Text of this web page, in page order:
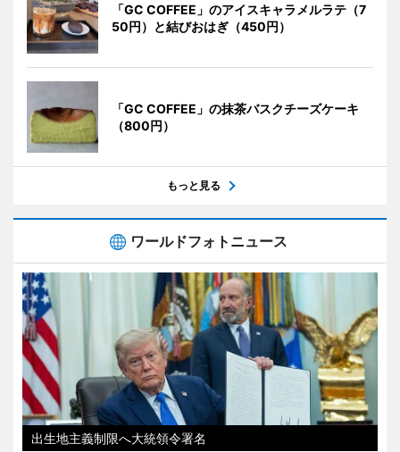
「GC COFFEE」のアイスキャラメルラテ（7
50円）と結びおはぎ（450円）
「GC COFFEE」の抹茶バスクチーズケーキ
（800円）
もっと見る
ワールドフォトニュース
出生地主義制限へ大統領令署名